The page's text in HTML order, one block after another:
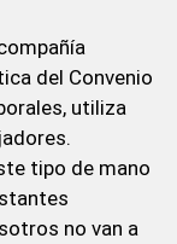
del Convenio
utiliza
tipo de mano
no van a